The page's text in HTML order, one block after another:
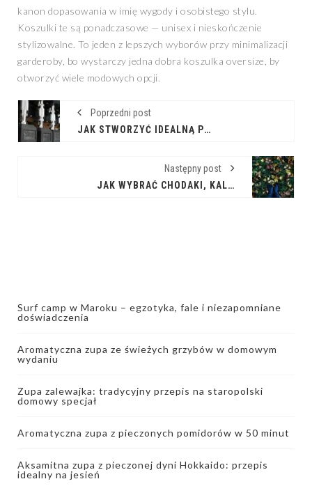
kanon dopasowania w imię wygody i osobistego stylu.
Koszulki te są ponadczasowe — unisex i nieskończenie
stylizowalne. To jeden z lepszych wyborów przy minimalizacji
garderoby, bo wystarczy jedna dobra koszulka oversize, by
otworzyć wiele modowych opcji.
Poprzedni post
JAK STWORZYĆ IDEALNĄ PRZESTRZEŃ TRENINGOWĄ - SPRAWDŹ, JAKI SPRZĘT DO SIŁOWNI DOMOWEJ I FITNESS WARTO MIEĆ
Następny post
JAK WYBRAĆ CHODAKI, KALOSZE I KLAPKI OGRODOWE, ABY PRACA W OGRODZIE BYŁA WYGODNA I BEZPIECZNA?
Surf camp w Maroku – egzotyka, fale i niezapomniane
doświadczenia
Aromatyczna zupa ze świeżych grzybów w domowym
wydaniu
Zupa zalewajka: tradycyjny przepis na staropolski
domowy specjał
Aromatyczna zupa z pieczonych pomidorów w 50 minut
Aksamitna zupa z pieczonej dyni Hokkaido: przepis
idealny na jesień